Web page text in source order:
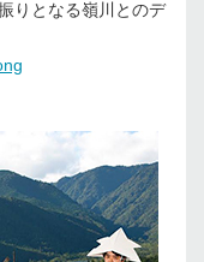
りとなる嶺川とのデ